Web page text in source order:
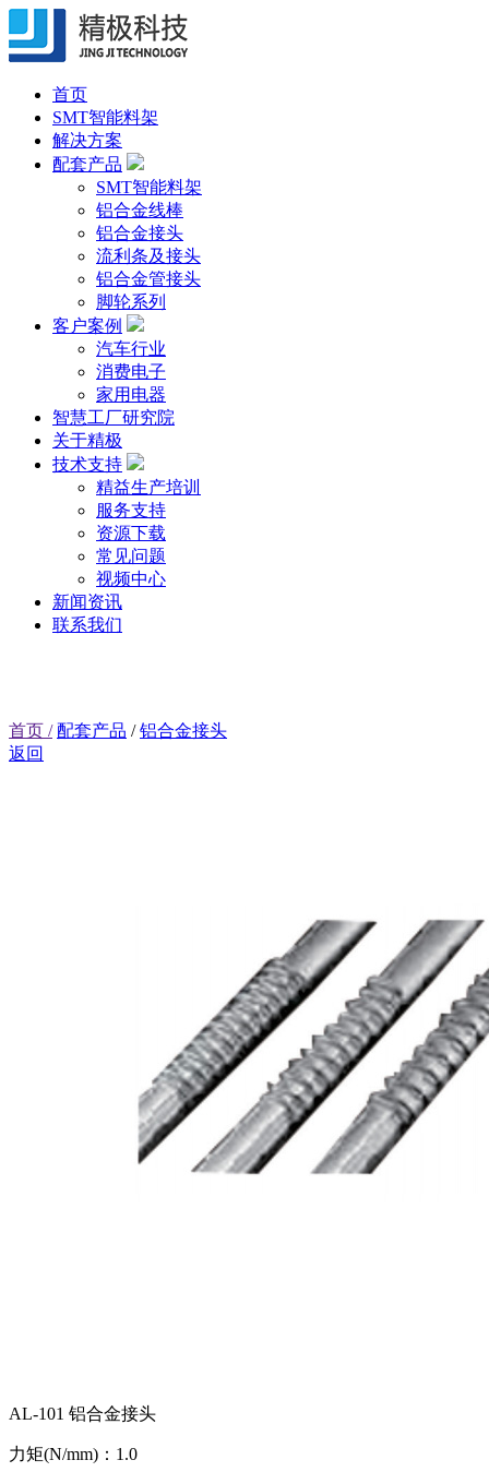
首页
SMT智能料架
解决方案
配套产品
SMT智能料架
铝合金线棒
铝合金接头
流利条及接头
铝合金管接头
脚轮系列
客户案例
汽车行业
消费电子
家用电器
智慧工厂研究院
关于精极
技术支持
精益生产培训
服务支持
资源下载
常见问题
视频中心
新闻资讯
联系我们
首页 / 配套产品 /铝合金接头
返回
AL-101 铝合金接头
力矩(N/mm)：1.0